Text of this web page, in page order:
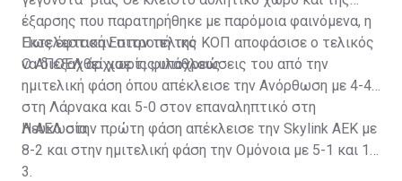
έξαρσης που παρατηρήθηκε με παρόμοια φαινόμενα, η
Εκτελεστική Επιτροπή της ΚΟΠ αποφάσισε ο τελικός
να διεξαχθεί χωρίς φιλάθλους.
Πως έφτασαν στον τελικό
Ο ΑΠΟΕΛ άρχισε τις υποχρεώσεις του από την
ημιτελική φάση όπου απέκλεισε την Ανόρθωση με 4-4
στη Λάρνακα και 5-0 στον επαναληπτικό στη
Λευκωσία.
Η ΑΕΛ στην πρώτη φάση απέκλεισε την Skylink ΑΕΚ με
8-2 και στην ημιτελική φάση την Ομόνοια με 5-1 και 1-
3.